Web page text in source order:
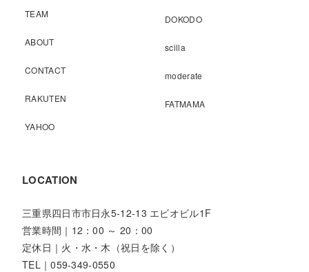
TEAM
ABOUT
CONTACT
RAKUTEN
YAHOO
DOKODO
scilla
moderate
FATMAMA
LOCATION
三重県四日市市日永5-12-13 エビオビル1F
営業時間｜12：00 ～ 20：00
定休日｜火・水・木（祝日を除く）
TEL｜059-349-0550